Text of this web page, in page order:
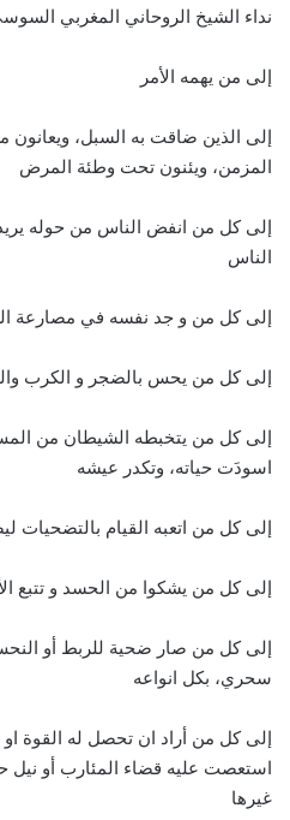
نداء الشيخ الروحاني المغربي
إلى من يهمه الأمر
إلى الذين ضاقت به السبل،
المزمن، ويئنون تحت وطئة المرض
إلى كل من انفض الناس من حوله
الناس
إلى كل من و جد نفسه في مصارعة
إلى كل من يحس بالضجر و الكرب
إلى كل من يتخبطه الشيطان من
اسودَت حياته، وتكدر عيشه
إلى كل من اتعبه القيام بالتضحيات
إلى كل من يشكوا من الحسد و تتبع
إلى كل من صار ضحية للربط أو
سحري، بكل انواعه
إلى كل من أراد ان تحصل له القوة
استعصت عليه قضاء المئارب أو نيل
غيرها